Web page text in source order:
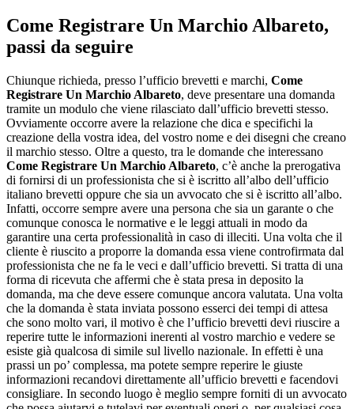
Come Registrare Un Marchio Albareto,
passi da seguire
Chiunque richieda, presso l’ufficio brevetti e marchi, Come
Registrare Un Marchio Albareto, deve presentare una domanda
tramite un modulo che viene rilasciato dall’ufficio brevetti stesso.
Ovviamente occorre avere la relazione che dica e specifichi la
creazione della vostra idea, del vostro nome e dei disegni che creano
il marchio stesso. Oltre a questo, tra le domande che interessano
Come Registrare Un Marchio Albareto, c’è anche la prerogativa
di fornirsi di un professionista che si è iscritto all’albo dell’ufficio
italiano brevetti oppure che sia un avvocato che si è iscritto all’albo.
Infatti, occorre sempre avere una persona che sia un garante o che
comunque conosca le normative e le leggi attuali in modo da
garantire una certa professionalità in caso di illeciti. Una volta che il
cliente è riuscito a proporre la domanda essa viene controfirmata dal
professionista che ne fa le veci e dall’ufficio brevetti. Si tratta di una
forma di ricevuta che affermi che è stata presa in deposito la
domanda, ma che deve essere comunque ancora valutata. Una volta
che la domanda è stata inviata possono esserci dei tempi di attesa
che sono molto vari, il motivo è che l’ufficio brevetti devi riuscire a
reperire tutte le informazioni inerenti al vostro marchio e vedere se
esiste già qualcosa di simile sul livello nazionale. In effetti è una
prassi un po’ complessa, ma potete sempre reperire le giuste
informazioni recandovi direttamente all’ufficio brevetti e facendovi
consigliare. In secondo luogo è meglio sempre forniti di un avvocato